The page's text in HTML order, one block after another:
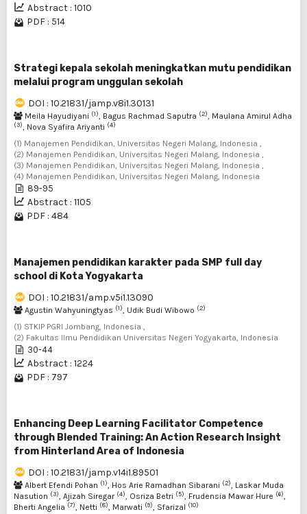
Abstract : 1010
PDF : 514
Strategi kepala sekolah meningkatkan mutu pendidikan
melalui program unggulan sekolah
DOI : 10.21831/jamp.v8i1.30131
Meila Hayudiyani (1), Bagus Rachmad Saputra (2), Maulana Amirul Adha
(3), Nova Syafira Ariyanti (4)
(1) Manajemen Pendidikan, Universitas Negeri Malang, Indonesia ,
(2) Manajemen Pendidikan, Universitas Negeri Malang, Indonesia ,
(3) Manajemen Pendidikan, Universitas Negeri Malang, Indonesia ,
(4) Manajemen Pendidikan, Universitas Negeri Malang, Indonesia
89-95
Abstract : 1105
PDF : 484
Manajemen pendidikan karakter pada SMP full day
school di Kota Yogyakarta
DOI : 10.21831/amp.v5i1.13090
Agustin Wahyuningtyas (1), Udik Budi Wibowo (2)
(1) STKIP PGRI Jombang, Indonesia ,
(2) Fakultas Ilmu Pendidikan Universitas Negeri Yogyakarta, Indonesia
30-44
Abstract : 1224
PDF : 797
Enhancing Deep Learning Facilitator Competence
through Blended Training: An Action Research Insight
from Hinterland Area of Indonesia
DOI : 10.21831/jamp.v14i1.89501
Albert Efendi Pohan (1), Hos Arie Ramadhan Sibarani (2), Laskar Muda
Nasution (3), Ajizah Siregar (4), Osriza Betri (5), Frudensia Mawar Hure (6),
Bherti Angelia (7), Netti (8), Marwati (9), Sfarizal (10)